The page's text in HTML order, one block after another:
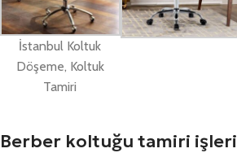
İstanbul Koltuk
Döşeme, Koltuk
Tamiri
Berber koltuğu tamiri işleri